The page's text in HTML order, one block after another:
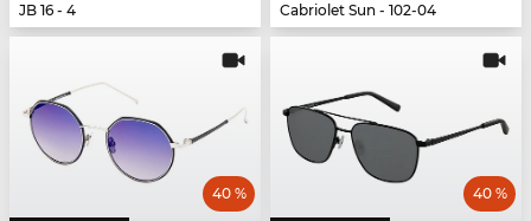
JB 16 - 4
Cabriolet Sun - 102-04
40 % 40 %